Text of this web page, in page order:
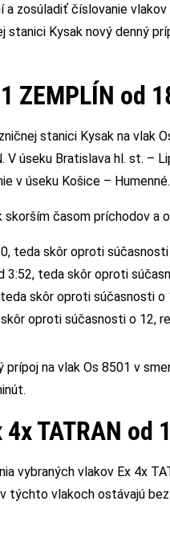
zosúladiť číslovanie
stanici Kysak nový denný
ZEMPLÍN od
stanici Kysak na vlak
V úseku Bratislava hl. st. –
v úseku Košice – Humenné.
časom príchodov a
teda skôr oproti
3:52, teda skôr oproti
skôr oproti súčasnosti o
oproti súčasnosti o 12,
na vlak Os 8501 v
TATRAN od
vybraných vlakov Ex 4x
týchto vlakoch ostávajú bez